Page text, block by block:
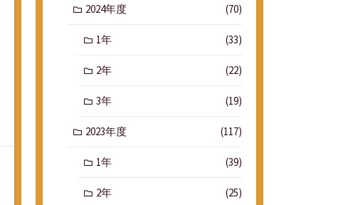
2024年度 (70)
1年 (33)
2年 (22)
3年 (19)
2023年度 (117)
1年 (39)
2年 (25)